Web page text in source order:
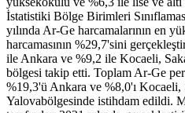
İstatistiki Bölge Birimleri
yılında Ar-Ge harcamalarının en
harcamasının %29,7'sini
ile Ankara ve %9,2 ile Kocaeli,
bölgesi takip etti. Toplam Ar-Ge
%19,3'ü Ankara ve %8,0'ı
Yalovabölgesinde istihdam edildi.